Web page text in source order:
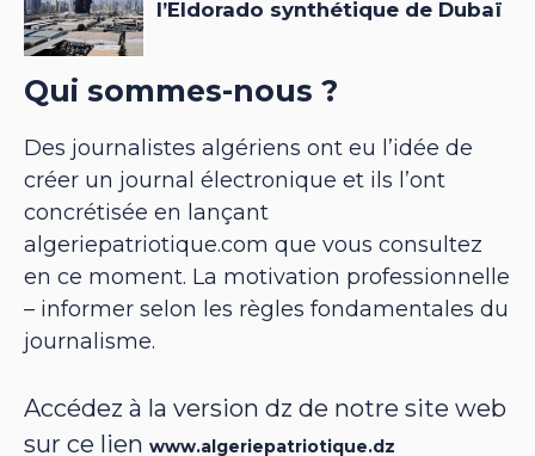
Qui sommes-nous ?
Des journalistes algériens ont eu l’idée de
créer un journal électronique et ils l’ont
concrétisée en lançant
algeriepatriotique.com que vous consultez
en ce moment. La motivation professionnelle
– informer selon les règles fondamentales du
journalisme.
Accédez à la version dz de notre site web
sur ce lien www.algeriepatriotique.dz